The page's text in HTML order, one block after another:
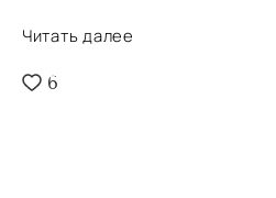
Читать далее
6